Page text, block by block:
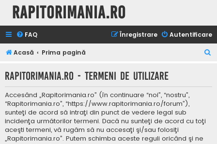
Rapitorimania.ro
FAQ Autentificare
Înregistrare
Acasă Prima pagină
t
Rapitorimania.ro - Termeni de utilizare
Accesând „Rapitorimania.ro” (în continuare “noi”, “nostru”,
“Rapitorimania.ro”, “https://www.rapitorimania.ro/forum”),
sunteţi de acord să intraţi din punct de vedere legal sub
incidenţa următorilor termeni. Dacă nu sunteţi de acord cu toţi
aceşti termeni, vă rugăm să nu accesaţi şi/sau folosiţi
„Rapitorimania.ro”. Putem schimba aceste reguli oricând şi ne